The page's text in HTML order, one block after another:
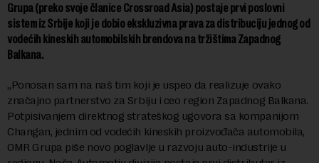
Grupa (preko svoje članice Crossroad Asia) postaje prvi poslovni
sistem iz Srbije koji je dobio ekskluzivna prava za distribuciju jednog od
vodećih kineskih automobilskih brendova na tržištima Zapadnog
Balkana.
„Ponosan sam na naš tim koji je uspeo da realizuje ovako
značajno partnerstvo za Srbiju i ceo region Zapadnog Balkana.
Potpisivanjem direktnog strateškog ugovora sa kompanijom
Changan, jednim od vodećih kineskih proizvođača automobila,
OMR Grupa piše novo poglavlje u razvoju auto-industrije u